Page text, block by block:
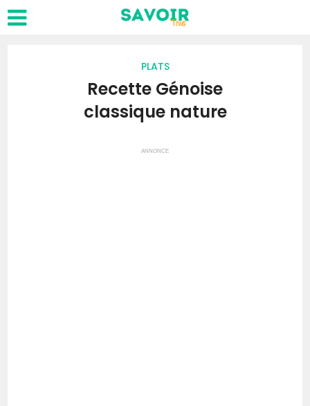
PLATS
Recette Génoise
classique nature
ANNONCE